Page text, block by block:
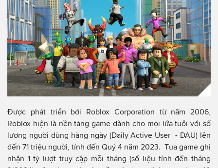
Được phát triển bởi Roblox Corporation từ năm 2006,
Roblox hiện là nền tảng game dành cho mọi lứa tuổi với số
lượng người dùng hàng ngày (Daily Active User - DAU) lên
đến 71 triệu người, tính đến Quý 4 năm 2023. Tựa game ghi
nhận 1 tỷ lượt truy cập mỗi tháng (số liệu tính đến tháng